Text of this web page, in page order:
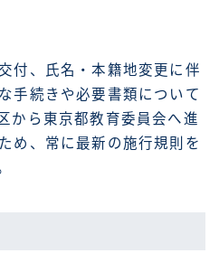
付、氏名・本籍地変更に伴
手続きや必要書類について
から東京都教育委員会へ進
め、常に最新の施行規則を